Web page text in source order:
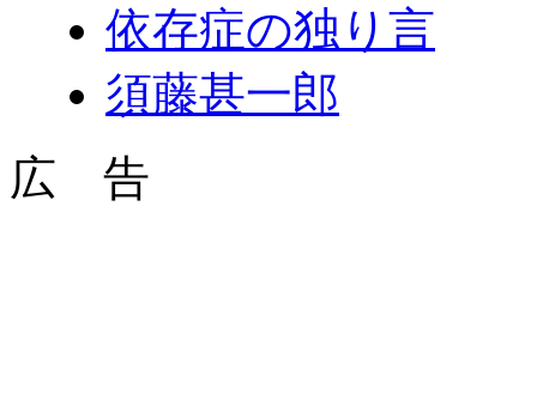
依存症の独り言
須藤甚一郎
広 告